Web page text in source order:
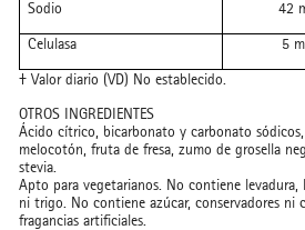
Sodio 42
Celulasa
5
† Valor diario (VD) No establecido.
OTROS INGREDIENTES
Ácido cítrico, bicarbonato y carbonato
melocotón, fruta de fresa, zumo de grosella
stevia.
Apto para vegetarianos. No contiene
ni trigo. No contiene azúcar, conservadores ni
fragancias artificiales.